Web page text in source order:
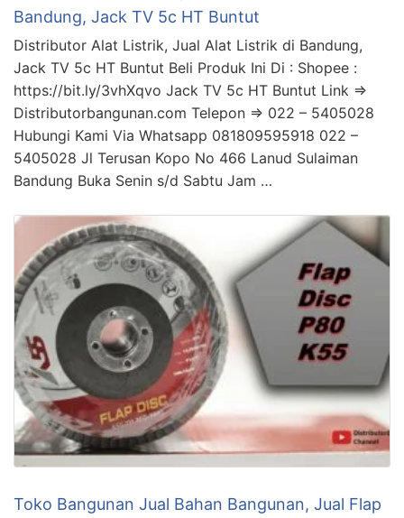
Bandung, Jack TV 5c HT Buntut
Distributor Alat Listrik, Jual Alat Listrik di Bandung,
Jack TV 5c HT Buntut Beli Produk Ini Di : Shopee :
https://bit.ly/3vhXqvo Jack TV 5c HT Buntut Link =>
Distributorbangunan.com Telepon => 022 – 5405028
Hubungi Kami Via Whatsapp 081809595918 022 –
5405028 Jl Terusan Kopo No 466 Lanud Sulaiman
Bandung Buka Senin s/d Sabtu Jam …
Toko Bangunan Jual Bahan Bangunan, Jual Flap